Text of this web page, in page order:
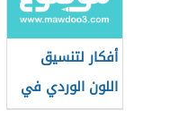
أفكار لتنسيق
اللون الوردي في